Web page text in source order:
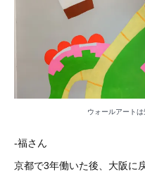
ウォールアート
-福さん
京都で3年働いた後、大阪に